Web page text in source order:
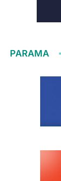
PARAMA